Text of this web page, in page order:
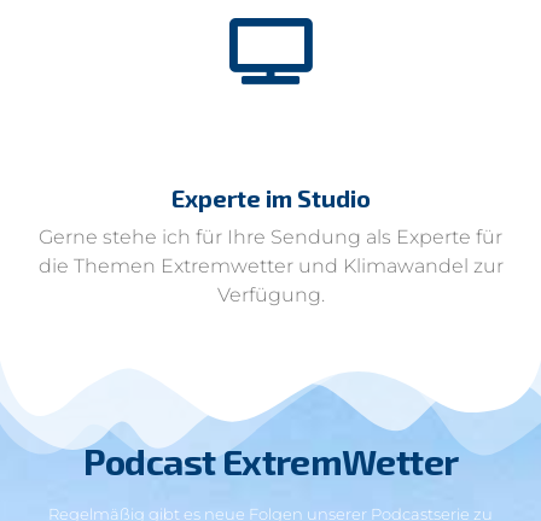
Experte im Studio
Gerne stehe ich für Ihre Sendung als Experte für
die Themen Extremwetter und Klimawandel zur
Verfügung.
Podcast ExtremWetter
Regelmäßig gibt es neue Folgen unserer Podcastserie zu